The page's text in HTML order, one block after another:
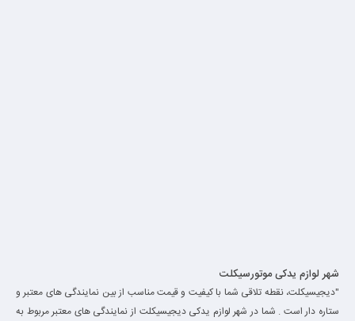
شهر لوازم یدکی موتورسیکلت
"دیجیسیکلت، نقطه تلاقی شما با کیفیت و قیمت مناسب از بین نمایندگی های معتبر و
ستاره دار است . شما در شهر لوازم یدکی دیجیسیکلت از نمایندگی های معتبر مربوط به